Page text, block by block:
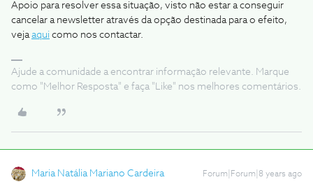
Apoio para resolver essa situação, visto não estar a conseguir
cancelar a newsletter através da opção destinada para o efeito,
vejaaqui como nos contactar.
Ajude a comunidade a encontrar informação relevante. Marque
como "Melhor Resposta" e faça "Like" nos melhores comentários.
Maria Natália Mariano Cardeira Forum|Forum|8 years ago